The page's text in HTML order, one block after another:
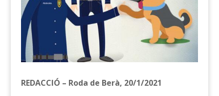
REDACCIÓ – Roda de Berà, 20/1/2021